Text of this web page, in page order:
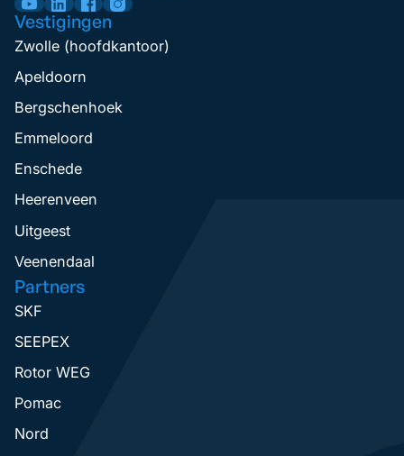
Vestigingen
Zwolle (hoofdkantoor)
Apeldoorn
Bergschenhoek
Emmeloord
Enschede
Heerenveen
Uitgeest
Veenendaal
Partners
SKF
SEEPEX
Rotor WEG
Pomac
Nord